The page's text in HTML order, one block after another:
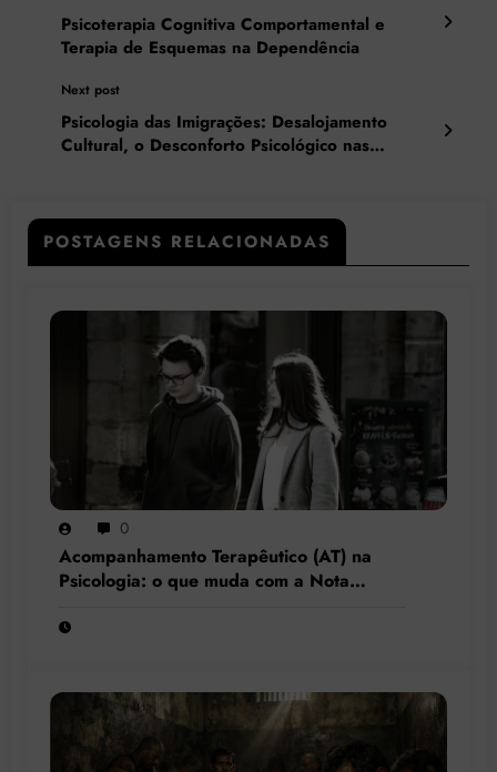
Psicoterapia Cognitiva Comportamental e
Terapia de Esquemas na Dependência
Next post
Psicologia das Imigrações: Desalojamento
Cultural, o Desconforto Psicológico nas
POSTAGENS RELACIONADAS
0
Acompanhamento Terapêutico (AT) na
Psicologia: o que muda com a Nota